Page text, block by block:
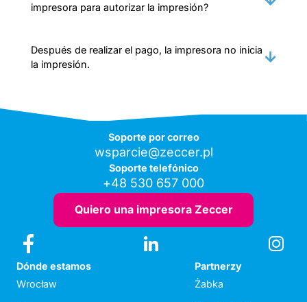
impresora para autorizar la impresión?
Después de realizar el pago, la impresora no inicia
la impresión.
Soporte por correo
wsparcie@zeccer.pl
Soporte telefónico
+48 530 657 000
Quiero una impresora Zeccer
Dónde estamos
Wrocław
Partnerzy
Żabka